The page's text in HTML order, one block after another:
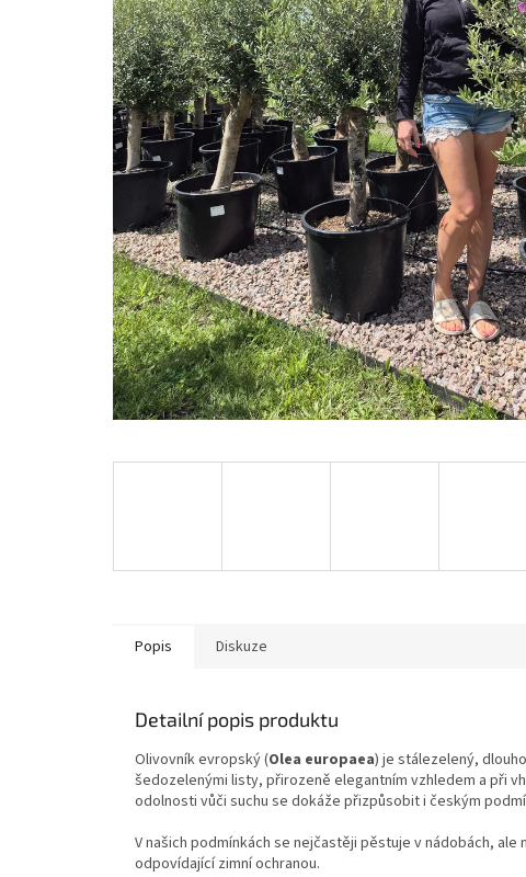
Popis Diskuze
Detailní popis produktu
Olivovník evropský (Olea europaea) je stálezelený,
šedozelenými listy, přirozeně elegantním vzhledem a při
odolnosti vůči suchu se dokáže přizpůsobit i českým
V našich podmínkách se nejčastěji pěstuje v nádobách,
odpovídající zimní ochranou.